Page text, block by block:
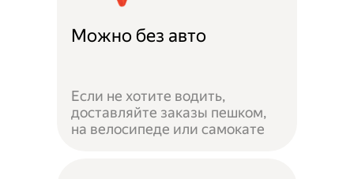
Можно без авто
Если не хотите водить,
доставляйте заказы пешком,
на велосипеде или самокате